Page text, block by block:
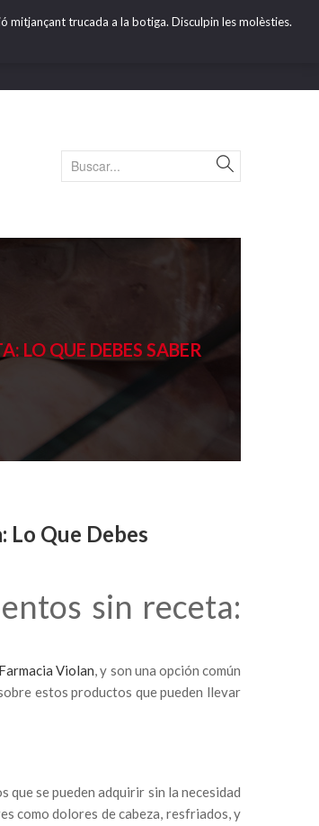
trucada a la botiga. Disculpin les molèsties.
LO QUE DEBES SABER
Lo Que Debes
sin receta:
Farmacia Violan, y son una opción común
estos productos que pueden llevar
se pueden adquirir sin la necesidad
como dolores de cabeza, resfriados, y